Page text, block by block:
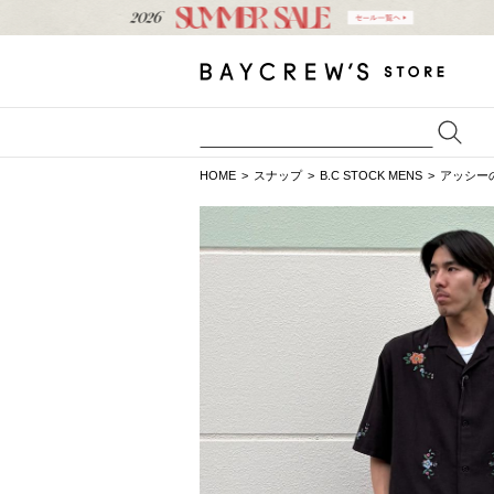
HOME スナップ B.C STOCK MENS アッシー